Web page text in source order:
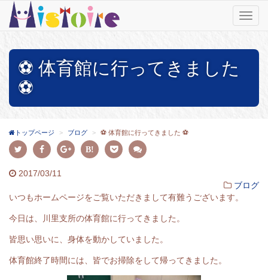
T
o
o
⚽ 体育館に行ってきました
⚽
トップページ ブログ ⚽ 体育館に行ってきました ⚽
2017/03/11
ブログ
いつもホームページをご覧いただきまして有難うございます。
今日は、川里支所の体育館に行ってきました。
皆思い思いに、身体を動かしていました。
体育館終了時間には、皆でお掃除をして帰ってきました。